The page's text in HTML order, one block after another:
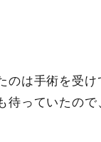
のは手術を受
待っていたの